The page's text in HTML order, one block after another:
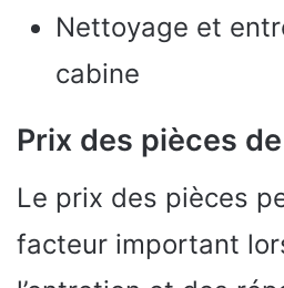
Nettoyage et
cabine
Prix des pièces
Le prix des pièces
facteur important